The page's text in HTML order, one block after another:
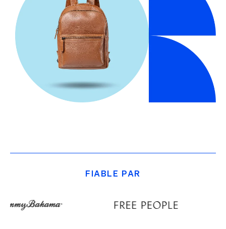
FIABLE PAR